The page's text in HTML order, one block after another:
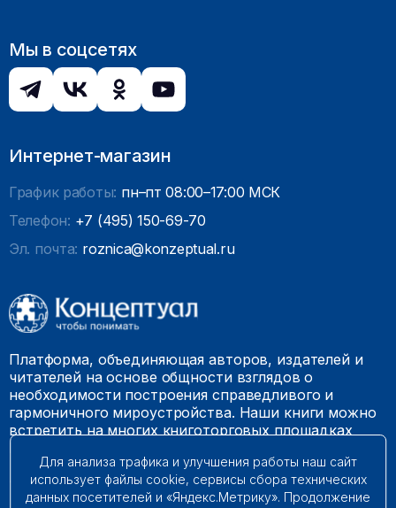
Мы в соцсетях
Интернет-магазин
График работы: пн–пт 08:00–17:00 МСК
Телефон: +7 (495) 150-69-70
Эл. почта: roznica@konzeptual.ru
Платформа, объединяющая авторов, издателей и
читателей на основе общности взглядов о
необходимости построения справедливого и
гармоничного мироустройства. Наши книги можно
встретить на многих книготорговых площадках
© 2009 – 2026. Все права защищены.
Для анализа трафика и улучшения работы наш сайт
использует файлы cookie, сервисы сбора технических
данных посетителей и «Яндекс.Метрику». Продолжение